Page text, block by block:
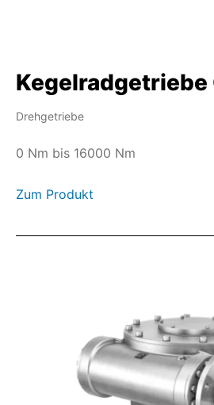
Kegelradgetriebe
Drehgetriebe
0 Nm bis 16000 Nm
Zum Produkt